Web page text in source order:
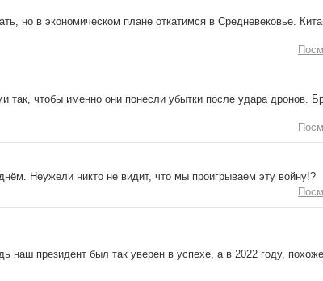
но в экономическом плане откатимся в Средневековье.
так, чтобы именно они понесли убытки после удара дронов.
Неужели никто не видит, что мы проигрываем эту войну!?
наш президент был так уверен в успехе, а в 2022 году,